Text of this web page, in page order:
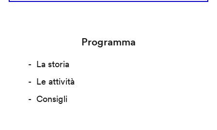
Programma
La storia
Le attività
Consigli